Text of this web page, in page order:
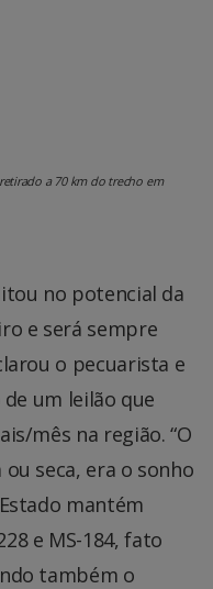
a 70 km do trecho em
no potencial da
e será sempre
o pecuarista e
um leilão que
mês na região. “O
seca, era o sonho
mantém
e MS-184, fato
também o